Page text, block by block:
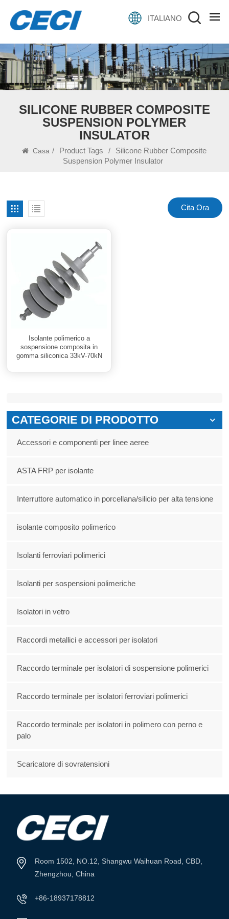
ITALIANO
SILICONE RUBBER COMPOSITE
SUSPENSION POLYMER
INSULATOR
Casa / Product Tags /
Silicone Rubber Composite
Suspension Polymer Insulator
Cita Ora
Isolante polimerico a
sospensione composita in
gomma siliconica 33kV-70kN
CATEGORIE DI PRODOTTO
Accessori e componenti per linee aeree
ASTA FRP per isolante
Interruttore automatico in porcellana/silicio per alta tensione
isolante composito polimerico
Isolanti ferroviari polimerici
Isolanti per sospensioni polimeriche
Isolatori in vetro
Raccordi metallici e accessori per isolatori
Raccordo terminale per isolatori di sospensione polimerici
Raccordo terminale per isolatori ferroviari polimerici
Raccordo terminale per isolatori in polimero con perno e
palo
Scaricatore di sovratensioni
Room 1502, NO.12, Shangwu Waihuan Road, CBD,
Zhengzhou, China
+86-18937178812